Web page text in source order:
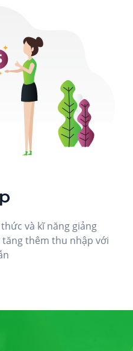
và kĩ năng giảng
thêm thu nhập với